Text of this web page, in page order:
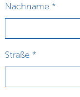
Nachname *
Straße *